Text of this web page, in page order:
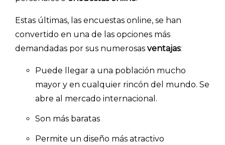
Estas últimas, las encuestas online, se han
convertido en una de las opciones más
demandadas por sus numerosas ventajas:
Puede llegar a una población mucho
mayor y en cualquier rincón del mundo. Se
abre al mercado internacional.
Son más baratas
Permite un diseño más atractivo